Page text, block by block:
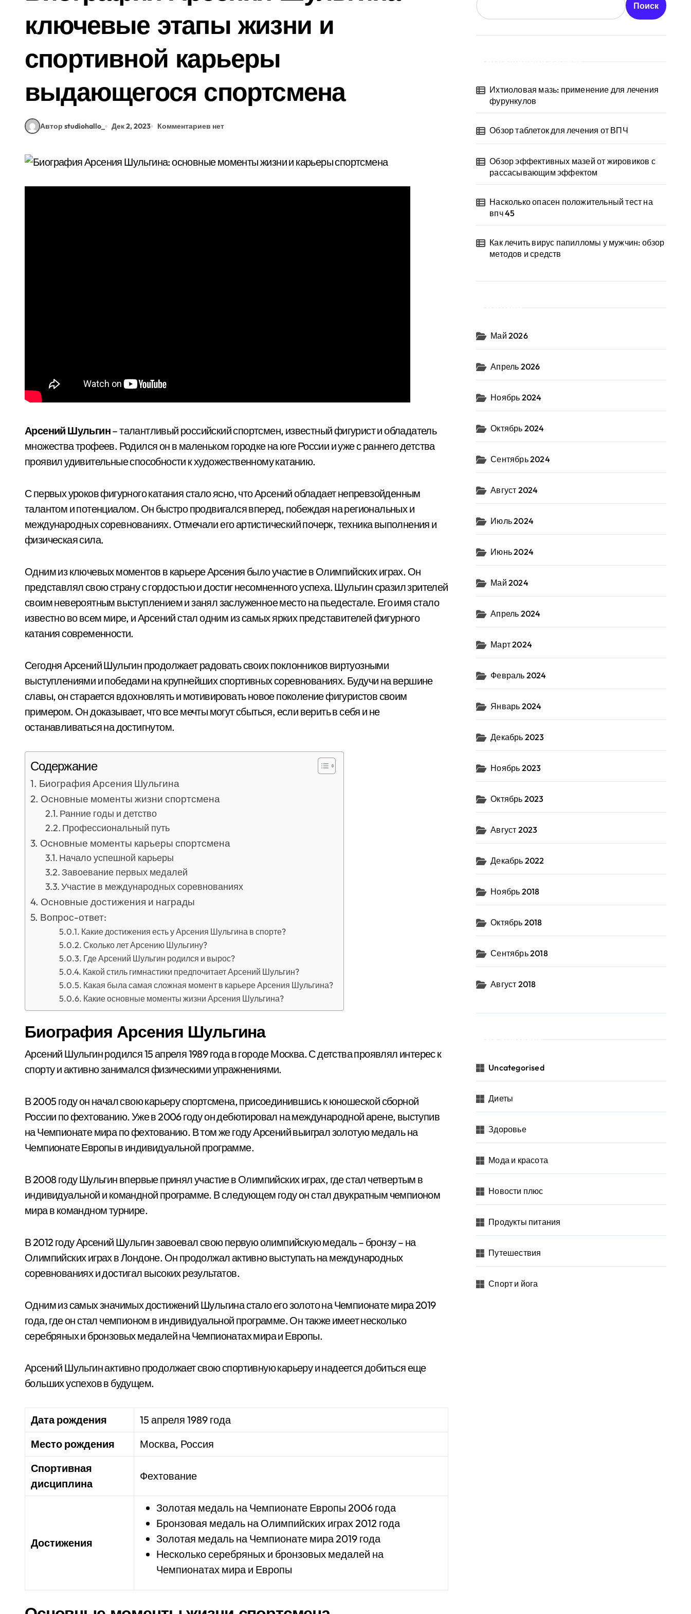
ключевые этапы жизни и
спортивной карьеры
выдающегося спортсмена
Автор studiohallo_ Дек 2, 2023 Комментариев нет
Арсений Шульгин– талантливый российский спортсмен, известный фигурист и обладатель
множества трофеев. Родился он в маленьком городке на юге России и уже с раннего детства
проявил удивительные способности к художественному катанию.
С первых уроков фигурного катания стало ясно, что Арсений обладает непревзойденным
талантом и потенциалом. Он быстро продвигался вперед, побеждая на региональных и
международных соревнованиях. Отмечали его артистический почерк, техника выполнения и
физическая сила.
Одним из ключевых моментов в карьере Арсения было участие в Олимпийских играх. Он
представлял свою страну с гордостью и достиг несомненного успеха. Шульгин сразил зрителей
своим невероятным выступлением и занял заслуженное место на пьедестале. Его имя стало
известно во всем мире, и Арсений стал одним из самых ярких представителей фигурного
катания современности.
Сегодня Арсений Шульгин продолжает радовать своих поклонников виртуозными
выступлениями и победами на крупнейших спортивных соревнованиях. Будучи на вершине
славы, он старается вдохновлять и мотивировать новое поколение фигуристов своим
примером. Он доказывает, что все мечты могут сбыться, если верить в себя и не
останавливаться на достигнутом.
Содержание
Биография Арсения Шульгина
Основные моменты жизни спортсмена
Ранние годы и детство
Профессиональный путь
Основные моменты карьеры спортсмена
Начало успешной карьеры
Завоевание первых медалей
Участие в международных соревнованиях
Основные достижения и награды
Вопрос-ответ:
Какие достижения есть у Арсения Шульгина в спорте?
Сколько лет Арсению Шульгину?
Где Арсений Шульгин родился и вырос?
Какой стиль гимнастики предпочитает Арсений Шульгин?
Какая была самая сложная момент в карьере Арсения Шульгина?
Какие основные моменты жизни Арсения Шульгина?
Биография Арсения Шульгина
Арсений Шульгин родился 15 апреля 1989 года в городе Москва. С детства проявлял интерес к
спорту и активно занимался физическими упражнениями.
В 2005 году он начал свою карьеру спортсмена, присоединившись к юношеской сборной
России по фехтованию. Уже в 2006 году он дебютировал на международной арене, выступив
на Чемпионате мира по фехтованию. В том же году Арсений выиграл золотую медаль на
Чемпионате Европы в индивидуальной программе.
В 2008 году Шульгин впервые принял участие в Олимпийских играх, где стал четвертым в
индивидуальной и командной программе. В следующем году он стал двукратным чемпионом
мира в командном турнире.
В 2012 году Арсений Шульгин завоевал свою первую олимпийскую медаль – бронзу – на
Олимпийских играх в Лондоне. Он продолжал активно выступать на международных
соревнованиях и достигал высоких результатов.
Одним из самых значимых достижений Шульгина стало его золото на Чемпионате мира 2019
года, где он стал чемпионом в индивидуальной программе. Он также имеет несколько
серебряных и бронзовых медалей на Чемпионатах мира и Европы.
Арсений Шульгин активно продолжает свою спортивную карьеру и надеется добиться еще
больших успехов в будущем.
Дата рождения
15 апреля 1989 года
Место рождения
Москва, Россия
Спортивная
дисциплина
Фехтование
Достижения
Золотая медаль на Чемпионате Европы 2006 года
Бронзовая медаль на Олимпийских играх 2012 года
Золотая медаль на Чемпионате мира 2019 года
Несколько серебряных и бронзовых медалей на
Чемпионатах мира и Европы
Поиск
Ихтиоловая мазь: применение для лечения
фурункулов
Обзор таблеток для лечения от ВПЧ
Обзор эффективных мазей от жировиков с
рассасывающим эффектом
Насколько опасен положительный тест на
впч 45
Как лечить вирус папилломы у мужчин: обзор
методов и средств
Май 2026
Апрель 2026
Ноябрь 2024
Октябрь 2024
Сентябрь 2024
Август 2024
Июль 2024
Июнь 2024
Май 2024
Апрель 2024
Март 2024
Февраль 2024
Январь 2024
Декабрь 2023
Ноябрь 2023
Октябрь 2023
Август 2023
Декабрь 2022
Ноябрь 2018
Октябрь 2018
Сентябрь 2018
Август 2018
Uncategorised
Диеты
Здоровье
Мода и красота
Новости плюс
Продукты питания
Путешествия
Спорт и йога